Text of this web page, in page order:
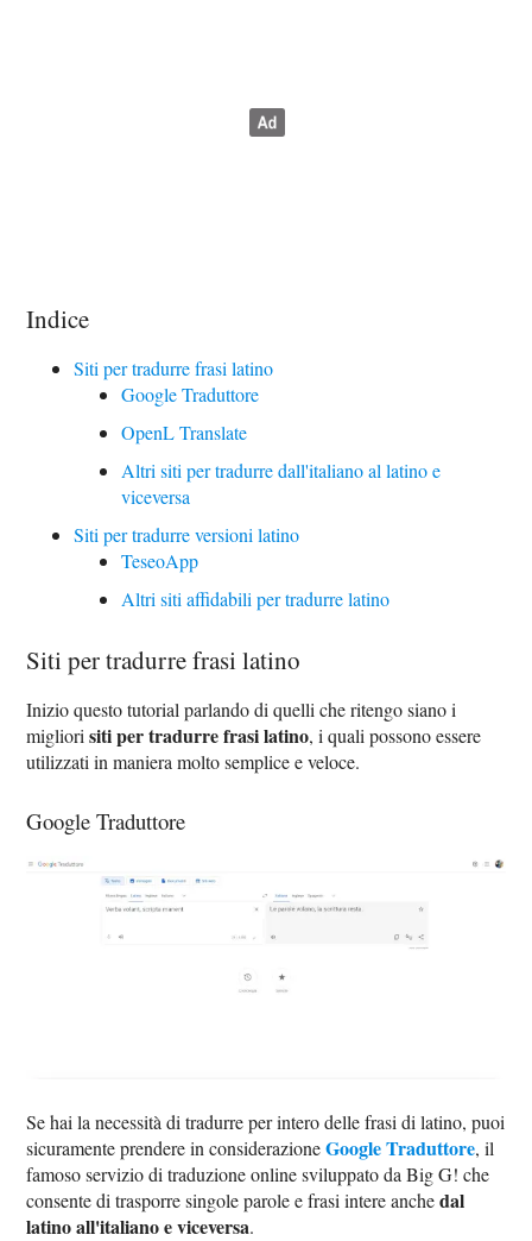
Indice
Siti per tradurre frasi latino
Google Traduttore
OpenL Translate
Altri siti per tradurre dall'italiano al latino e
viceversa
Siti per tradurre versioni latino
TeseoApp
Altri siti affidabili per tradurre latino
Siti per tradurre frasi latino
Inizio questo tutorial parlando di quelli che ritengo siano i
migliorisiti per tradurre frasi latino, i quali possono essere
utilizzati in maniera molto semplice e veloce.
Google Traduttore
Se hai la necessità di tradurre per intero delle frasi di latino, puoi
sicuramente prendere in considerazioneGoogle Traduttore, il
famoso servizio di traduzione online sviluppato da Big G! che
consente di trasporre singole parole e frasi intere anchedal
latino all'italiano e viceversa.